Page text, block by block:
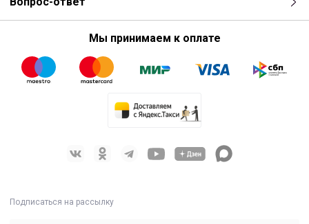
Мы принимаем к оплате
Подписаться на рассылку